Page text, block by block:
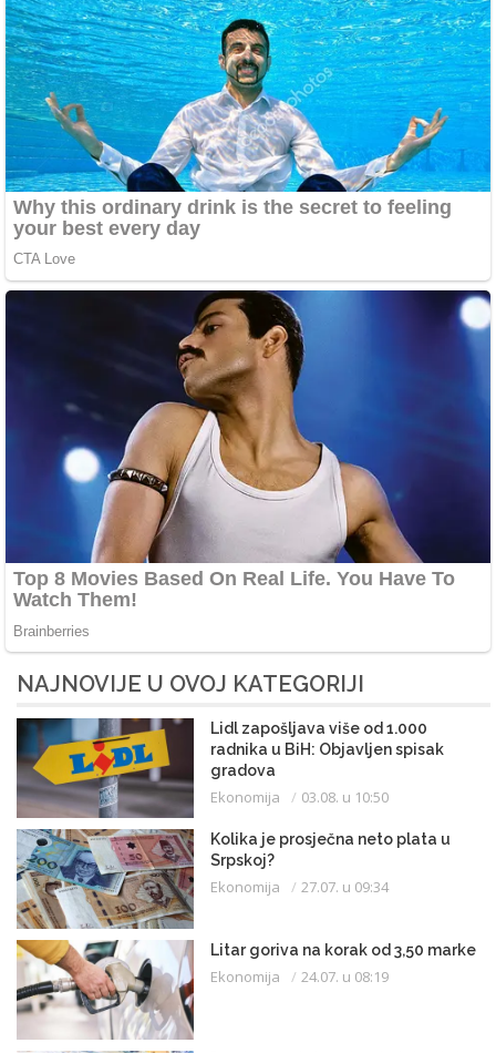
NAJNOVIJE U OVOJ KATEGORIJI
Lidl zapošljava više od 1.000
radnika u BiH: Objavljen spisak
gradova
Ekonomija 03.08. u 10:50
Kolika je prosječna neto plata u
Srpskoj?
Ekonomija 27.07. u 09:34
Litar goriva na korak od 3,50 marke
Ekonomija 24.07. u 08:19